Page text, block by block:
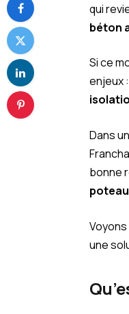
qui
béton
Si ce
enjeux
Dans
bonne
une